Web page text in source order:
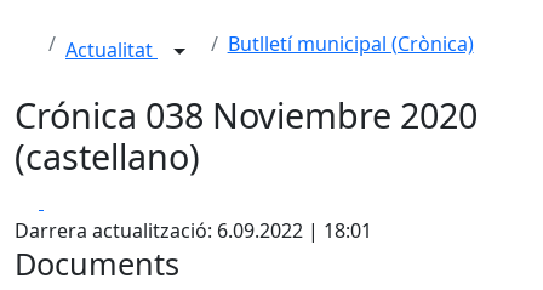
Actualitat Butlletí municipal (Crònica)
Crónica 038 Noviembre 2020
(castellano)
Darrera actualització: 6.09.2022 | 18:01
Documents